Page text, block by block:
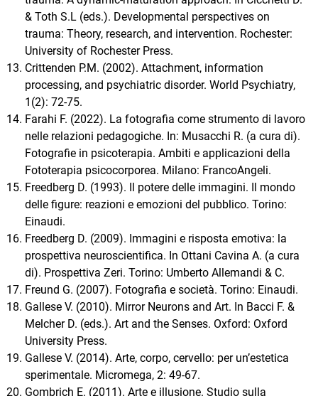
& Toth S.L (eds.). Developmental perspectives on
trauma: Theory, research, and intervention. Rochester:
University of Rochester Press.
Crittenden P.M. (2002). Attachment, information
processing, and psychiatric disorder. World Psychiatry,
1(2): 72-75.
Farahi F. (2022). La fotografia come strumento di lavoro
nelle relazioni pedagogiche. In: Musacchi R. (a cura di).
Fotografie in psicoterapia. Ambiti e applicazioni della
Fototerapia psicocorporea. Milano: FrancoAngeli.
Freedberg D. (1993). Il potere delle immagini. Il mondo
delle figure: reazioni e emozioni del pubblico. Torino:
Einaudi.
Freedberg D. (2009). Immagini e risposta emotiva: la
prospettiva neuroscientifica. In Ottani Cavina A. (a cura
di). Prospettiva Zeri. Torino: Umberto Allemandi & C.
Freund G. (2007). Fotografia e società. Torino: Einaudi.
Gallese V. (2010). Mirror Neurons and Art. In Bacci F. &
Melcher D. (eds.). Art and the Senses. Oxford: Oxford
University Press.
Gallese V. (2014). Arte, corpo, cervello: per un’estetica
sperimentale. Micromega, 2: 49-67.
Gombrich E. (2011). Arte e illusione. Studio sulla